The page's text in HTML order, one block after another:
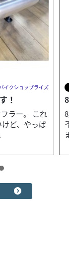
ター ヘル
限り、保証対象
販時送料無料
エムシーマニアック
ーの白いカ
な事に他は大
白い...
レンタルバイク長野)
～8/16は夏
かけいたし